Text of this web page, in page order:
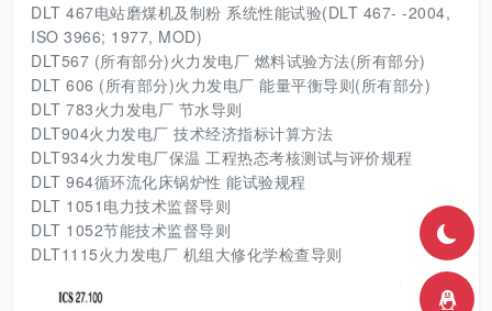
DLT 467电站磨煤机及制粉 系统性能试验(DLT 467- -2004,
ISO 3966; 1977, MOD)
DLT567 (所有部分)火力发电厂 燃料试验方法(所有部分)
DLT 606 (所有部分)火力发电厂 能量平衡导则(所有部分)
DLT 783火力发电厂 节水导则
DLT904火力发电厂 技术经济指标计算方法
DLT934火力发电厂保温 工程热态考核测试与评价规程
DLT 964循环流化床锅炉性 能试验规程
DLT 1051电力技术监督导则
DLT 1052节能技术监督导则
DLT1115火力发电厂 机组大修化学检查导则